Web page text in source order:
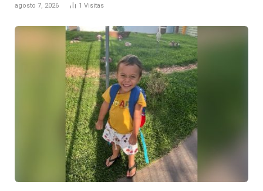
agosto 7, 2026 1 Visitas